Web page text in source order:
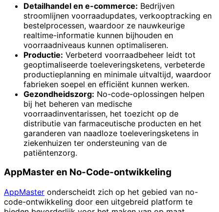
Detailhandel en e-commerce: Bedrijven
stroomlijnen voorraadupdates, verkooptracking en
bestelprocessen, waardoor ze nauwkeurige
realtime-informatie kunnen bijhouden en
voorraadniveaus kunnen optimaliseren.
Productie: Verbeterd voorraadbeheer leidt tot
geoptimaliseerde toeleveringsketens, verbeterde
productieplanning en minimale uitvaltijd, waardoor
fabrieken soepel en efficiënt kunnen werken.
Gezondheidszorg: No-code-oplossingen helpen
bij het beheren van medische
voorraadinventarissen, het toezicht op de
distributie van farmaceutische producten en het
garanderen van naadloze toeleveringsketens in
ziekenhuizen ter ondersteuning van de
patiëntenzorg.
AppMaster en No-Code-ontwikkeling
AppMaster onderscheidt zich op het gebied van no-
code-ontwikkeling door een uitgebreid platform te